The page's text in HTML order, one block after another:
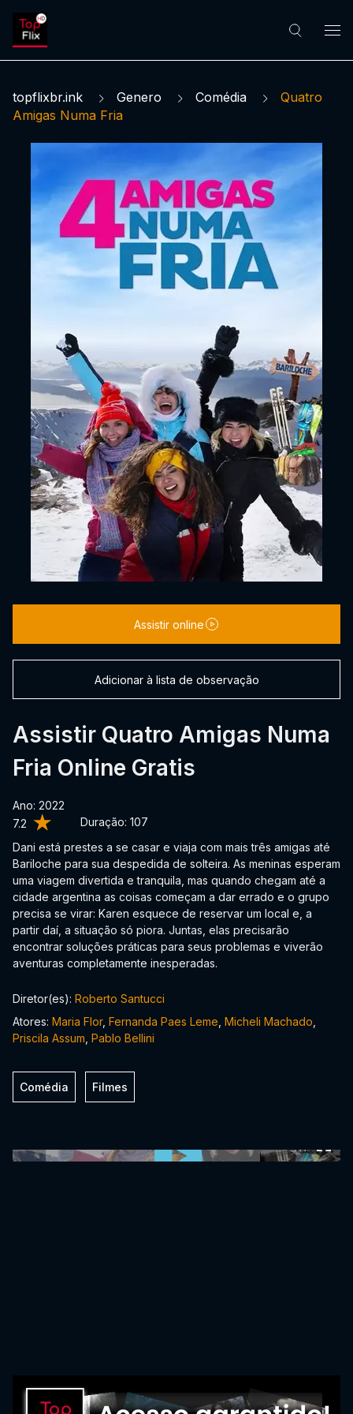
topflixbr.ink Genero Comédia
Quatro
Amigas Numa Fria
7.2 Duração: 107
Assistir Quatro Amigas Numa
Fria Online Gratis
Ano: 2022
Dani está prestes a se casar e viaja com mais três amigas até
Bariloche para sua despedida de solteira. As meninas esperam
uma viagem divertida e tranquila, mas quando chegam até a
cidade argentina as coisas começam a dar errado e o grupo
precisa se virar: Karen esquece de reservar um local e, a
partir daí, a situação só piora. Juntas, elas precisarão
encontrar soluções práticas para seus problemas e viverão
aventuras completamente inesperadas.
Assistir online
Adicionar à lista de observação
Diretor(es): Roberto Santucci
Atores: Maria Flor, Fernanda Paes Leme Micheli Machado
Priscila Assum Pablo Bellini
Comédia Filmes